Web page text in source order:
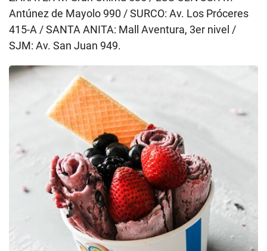
Antúnez de Mayolo 990 / SURCO: Av. Los Próceres
415-A / SANTA ANITA: Mall Aventura, 3er nivel /
SJM: Av. San Juan 949.